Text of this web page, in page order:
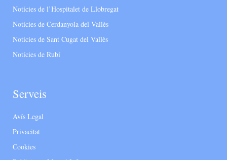
Notícies de l’Hospitalet de Llobregat
Notícies de Cerdanyola del Vallès
Notícies de Sant Cugat del Vallès
Notícies de Rubí
Serveis
Avís Legal
Privacitat
Cookies